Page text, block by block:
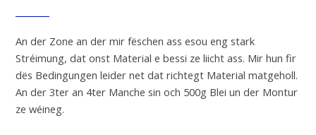
An der Zone an der mir fëschen ass esou eng stark
Stréimung, dat onst Material e bessi ze liicht ass. Mir hun fir
dës Bedingungen leider net dat richtegt Material matgeholl.
An der 3ter an 4ter Manche sin och 500g Blei un der Montur
ze wéineg.